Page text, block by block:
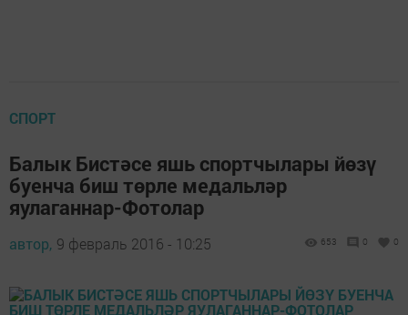
СПОРТ
Балык Бистәсе яшь спортчылары йөзү
буенча биш төрле медальләр
яулаганнар-Фотолар
автор, 9 февраль 2016 - 10:25 653 0 0